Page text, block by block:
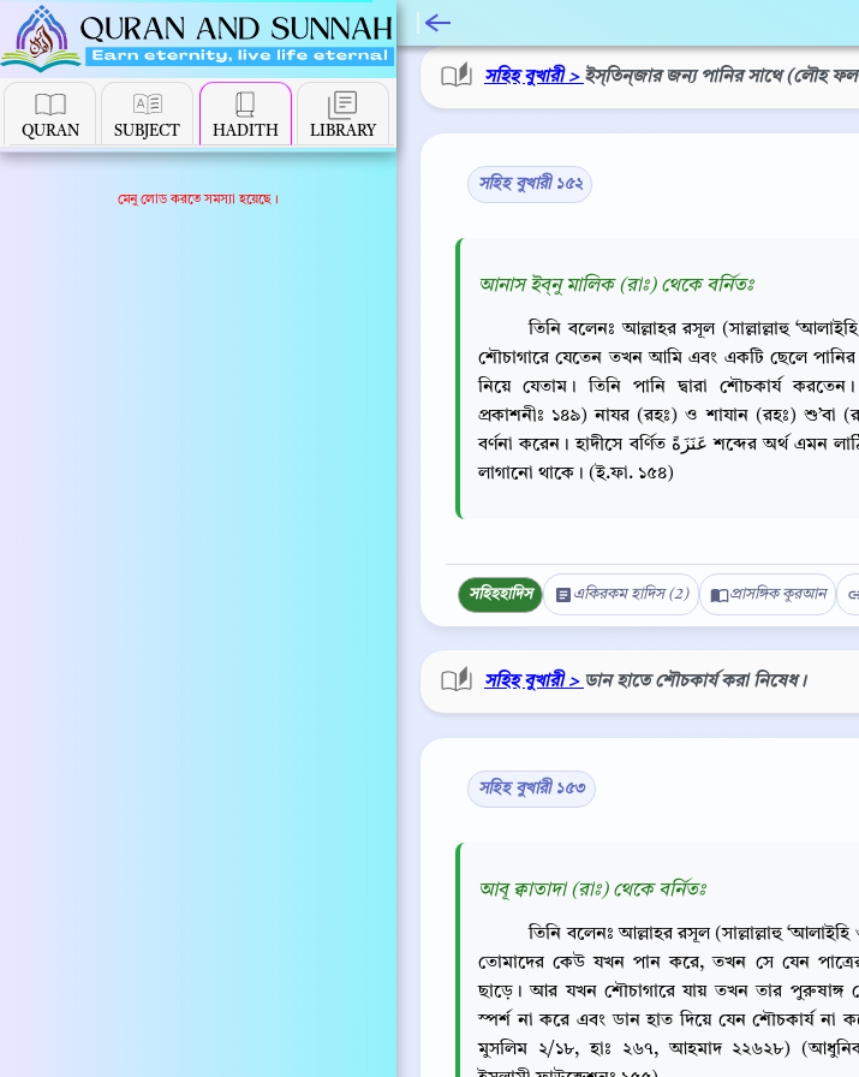
QURAN SUBJECT HADITH LIBRARY
মেনু লোড করতে সমস্যা হয়েছে।
সহিহ বুখারী > ইস্‌তিন্‌জার জন্য পানির সাথে (লৌহ
সহিহ বুখারী ১৫২
আনাস ইব্‌নু মালিক (রাঃ) থেকে বর্নিতঃ
তিনি বলেনঃ আল্লাহর রসূল (সাল্লাল্লাহু
শৌচাগারে যেতেন তখন আমি এবং একটি ছেলে পানির
নিয়ে যেতাম। তিনি পানি দ্বারা শৌচকার্য
প্রকাশনীঃ ১৪৯) নাযর (রহঃ) ও শাযান (রহঃ) শু’বা
বর্ণনা করেন। হাদীসে বর্ণিত عَنَزَةً শব্দের অর্থ এমন লাঠি যার মাথায় লোহা
লাগানো থাকে। (ই.ফা. ১৫৪)
সহিহহাদিস একিরকম হাদিস (2) প্রাসঙ্গিক কুরআন
সহিহ বুখারী > ডান হাতে শৌচকার্য করা নিষেধ।
সহিহ বুখারী ১৫৩
আবূ ক্বাতাদা (রাঃ) থেকে বর্নিতঃ
তিনি বলেনঃ আল্লাহর রসূল (সাল্লাল্লাহু ‘আলাইহি
তোমাদের কেউ যখন পান করে, তখন সে যেন পাত্রের
ছাড়ে। আর যখন শৌচাগারে যায় তখন তার পুরুষাঙ্গ
স্পর্শ না করে এবং ডান হাত দিয়ে যেন শৌচকার্য না
মুসলিম ২/১৮, হাঃ ২৬৭, আহমাদ ২২৬২৮) (আধুনিক